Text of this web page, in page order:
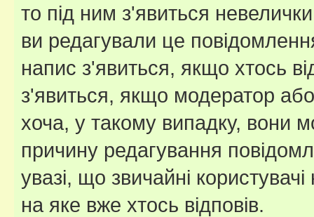
то під ним з'явиться
ви редагували це
напис з'явиться, якщо хтось
з'явиться, якщо модератор
хоча, у такому випадку, вони
причину редагування
увазі, що звичайні
на яке вже хтось відповів.